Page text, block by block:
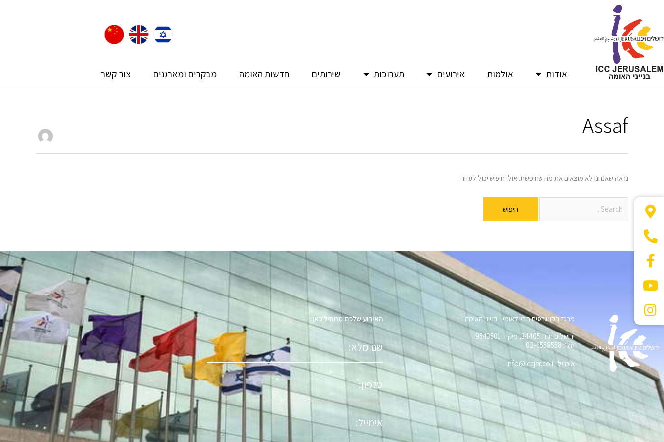
אודות אולמות אירועים תערוכות שירותים חדשות האומה מבקרים ומארגנים צור קשר
Assaf
נראה שאנחנו לא מוצאים את מה שחיפשת. אולי חיפוש יכול לעזור.
Search
for:
מרכז הקונגרסים הבינלאומי - בנייני האומה
ירושלים ת.ד. 34405, מיקוד 9543501
טל׳: 02-6558558
אימייל: info@iccjer.co.il
האירוע שלכם מתחיל כאן:
מלא
טלפון
אימייל